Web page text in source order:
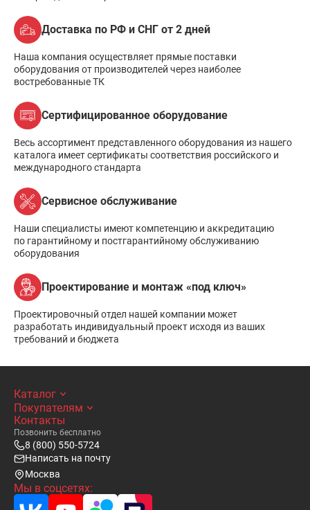
Доставка по РФ и СНГ от 2 дней
Наша компания осуществляет прямые поставки
оборудования от производителей через наиболее
востребованные ТК
Сертифицированное оборудование
Весь ассортимент представленного оборудования из нашего
каталога имеет сертификаты соответствия российского и
международного стандарта
Сервисное обслуживание
Наши специалисты имеют компетенцию и аккредитацию
по гарантийному и постгарантийному обслуживанию
оборудования
Проектирование и монтаж «под ключ»
Проектировочный отдел нашей компании может
разработать индивидуальный проект исходя из ваших
требований и бюджета
Каталог
Покупателям
Контакты
Позвонить бесплатно
8 (800) 550-5724
Написать на почту
Москва
Мы в соцсетях: